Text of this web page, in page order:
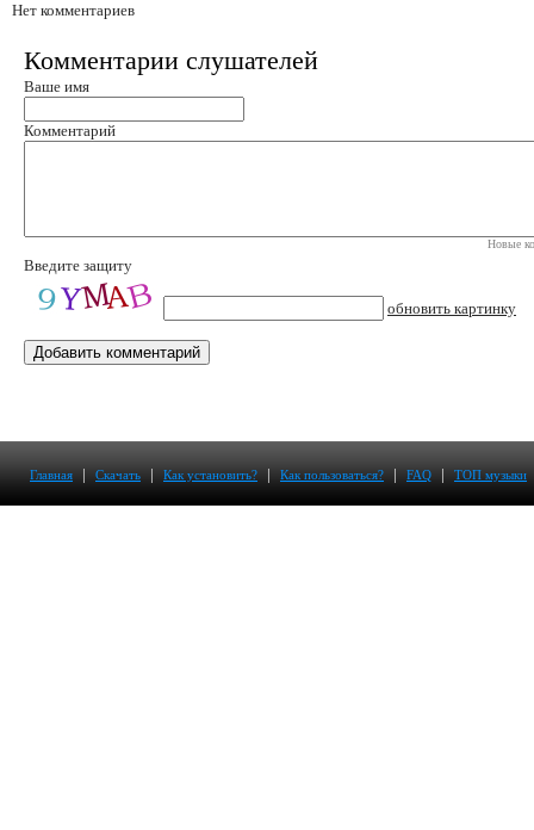
Нет комментариев
Комментарии слушателей
Ваше имя
Комментарий
Новые
Введите защиту
обновить картинку
Главная | Скачать | Как установить? | Как пользоваться? | FAQ | ТОП музыки